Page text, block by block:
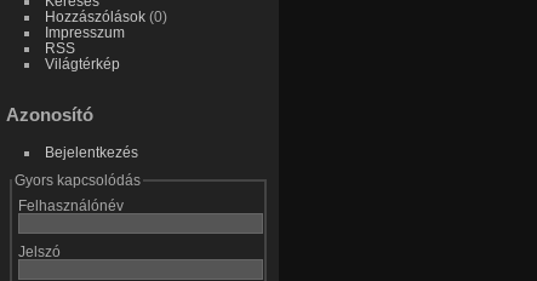
Hozzászólások(0)
Impresszum
RSS
Világtérkép
Azonosító
Bejelentkezés
Gyors kapcsolódás
Felhasználónév
Jelszó